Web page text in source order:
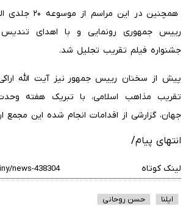
همچنین در این
جشنواره فیلم تقریب تجلیل شد.
پیش از سخنان رییس جمهور نیز آیت الله
تقریب مذاهب اسلامی، با تبریک هفته
جهان، گزارشی از اقدامات انجام شده این مجمع
انتهای پیام/
لینک کوتاه
ایلنا حسن روحانی